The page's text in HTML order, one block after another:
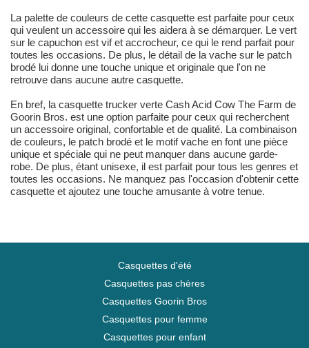
La palette de couleurs de cette casquette est parfaite pour ceux
qui veulent un accessoire qui les aidera à se démarquer. Le vert
sur le capuchon est vif et accrocheur, ce qui le rend parfait pour
toutes les occasions. De plus, le détail de la vache sur le patch
brodé lui donne une touche unique et originale que l'on ne
retrouve dans aucune autre casquette.
En bref, la casquette trucker verte Cash Acid Cow The Farm de
Goorin Bros. est une option parfaite pour ceux qui recherchent
un accessoire original, confortable et de qualité. La combinaison
de couleurs, le patch brodé et le motif vache en font une pièce
unique et spéciale qui ne peut manquer dans aucune garde-
robe. De plus, étant unisexe, il est parfait pour tous les genres et
toutes les occasions. Ne manquez pas l'occasion d'obtenir cette
casquette et ajoutez une touche amusante à votre tenue.
Casquettes d'été
Casquettes pas chères
Casquettes Goorin Bros
Casquettes pour femme
Casquettes pour enfant